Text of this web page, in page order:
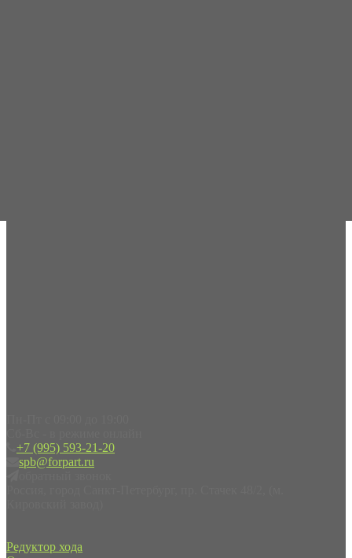
+7 (995) 593-21-20
spb@forpart.ru
Редуктор хода